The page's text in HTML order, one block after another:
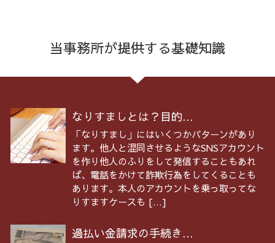
当事務所が提供する基礎知識
なりすましとは？目的...
「なりすまし」にはいくつかパターンがあり
ます。他人と混同させるようなSNSアカウント
を作り他人のふりをして発信することもあれ
ば、電話をかけて詐欺行為をしてくることも
あります。本人のアカウントを乗っ取ってな
りすますケースも […]
過払い金請求の手続き...